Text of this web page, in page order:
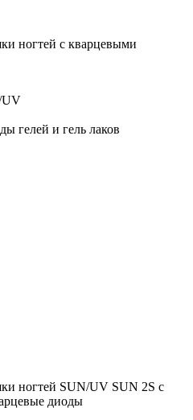
ногтей с кварцевыми
UV
гелей и гель лаков
ногтей SUN/UV SUN 2S c
диоды